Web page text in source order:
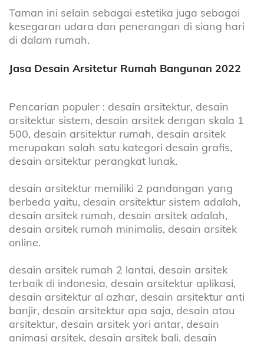
Taman ini selain sebagai estetika juga sebagai
kesegaran udara dan penerangan di siang hari
di dalam rumah.
Jasa Desain Arsitetur Rumah Bangunan 2022
Pencarian populer : desain arsitektur, desain
arsitektur sistem, desain arsitek dengan skala 1
500, desain arsitektur rumah, desain arsitek
merupakan salah satu kategori desain grafis,
desain arsitektur perangkat lunak.
desain arsitektur memiliki 2 pandangan yang
berbeda yaitu, desain arsitektur sistem adalah,
desain arsitek rumah, desain arsitek adalah,
desain arsitek rumah minimalis, desain arsitek
online.
desain arsitek rumah 2 lantai, desain arsitek
terbaik di indonesia, desain arsitektur aplikasi,
desain arsitektur al azhar, desain arsitektur anti
banjir, desain arsitektur apa saja, desain atau
arsitektur, desain arsitek yori antar, desain
animasi arsitek, desain arsitek bali, desain